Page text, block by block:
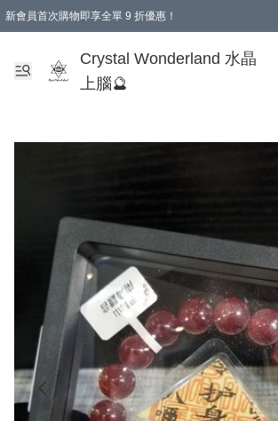
新會員首次購物即享全單 9 折優惠！
Crystal Wonderland 水晶
上腦🔮